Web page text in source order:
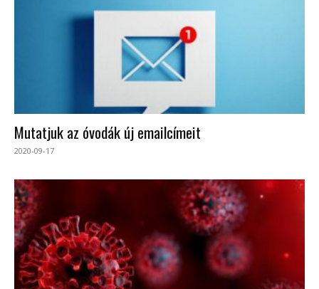
Mutatjuk az óvodák új emailcímeit
2020-09-17